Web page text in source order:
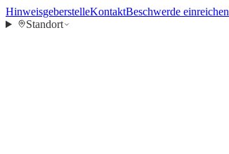
HinweisgeberstelleKontaktBeschwerde einreichen
Standort